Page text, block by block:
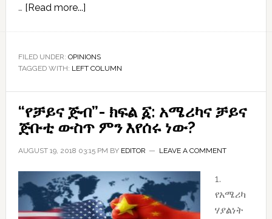
… [Read more...]about
እና
የጠቅላይ
FILED UNDER: OPINIONS
TAGGED WITH: LEFT COLUMN
“የቻይና ጅብ”- ክፍል ፩: አሜሪካና ቻይና
ጅቡቲ ውስጥ ምን እየሰሩ ነው?
AUGUST 19, 2018 03:15 PM BY EDITOR LEAVE A COMMENT
1.
የአሜሪካ
ሃያልነት